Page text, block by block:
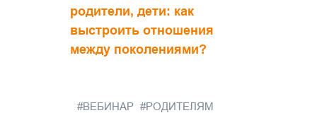
родители, дети: как
выстроить отношения
между поколениями?
ВЕБИНАР
РОДИТЕЛЯМ